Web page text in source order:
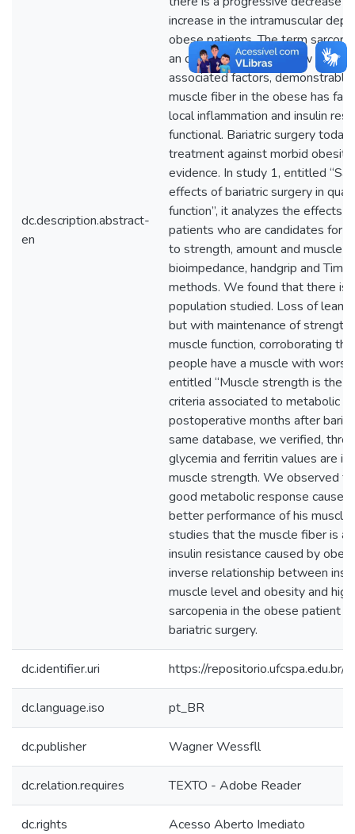
dc.description.abstract-
en
increase in the intramuscular
obese patients. The term
an obese patient with low
associated factors,
muscle fiber in the obese has
local inflammation and insulin
functional. Bariatric surgery
treatment against morbid obesity
evidence. In study 1, entitled
effects of bariatric surgery in
function”, it analyzes the effects
patients who are candidates for
to strength, amount and muscle
bioimpedance, handgrip and
methods. We found that there is
population studied. Loss of lean
but with maintenance of
muscle function, corroborating
people have a muscle with
entitled “Muscle strength is the
criteria associated to metabolic
postoperative months after
same database, we verified,
glycemia and ferritin values are
muscle strength. We observed
good metabolic response caused
better performance of his
studies that the muscle fiber is
insulin resistance caused by
inverse relationship between
muscle level and obesity and
sarcopenia in the obese patient
bariatric surgery.
dc.identifier.uri https://
dc.language.iso pt_BR
dc.publisher Wagner Wessfll
dc.relation.requires TEXTO - Adobe Reader
dc.rights Acesso Aberto Imediato